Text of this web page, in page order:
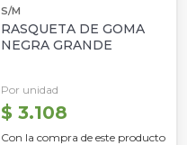
S/M
RASQUETA DE GOMA
NEGRA GRANDE
Por unidad
$ 3.108
Con la compra de este producto